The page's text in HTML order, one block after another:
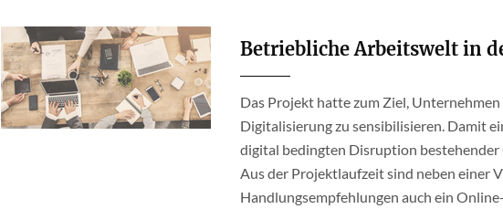
Betriebliche Arbeitswelt in
Das Projekt hatte zum Ziel,
Digitalisierung zu sensibilisieren. Damit
digital bedingten Disruption
Aus der Projektlaufzeit sind neben einer
Handlungsempfehlungen auch ein